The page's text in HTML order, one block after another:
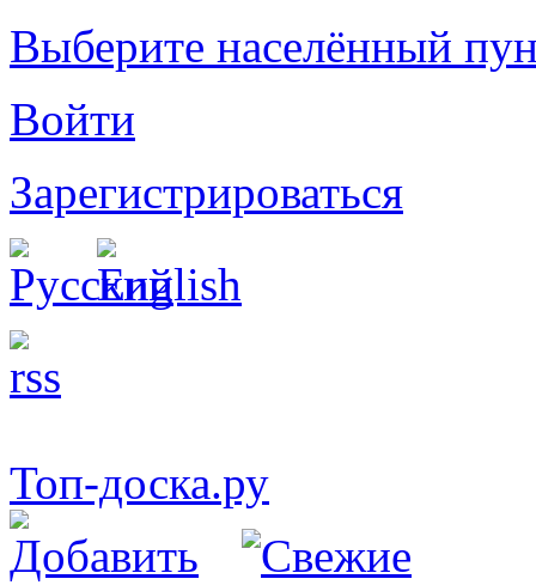
Выберите населённый
Войти
Зарегистрироваться
Топ-доска.ру